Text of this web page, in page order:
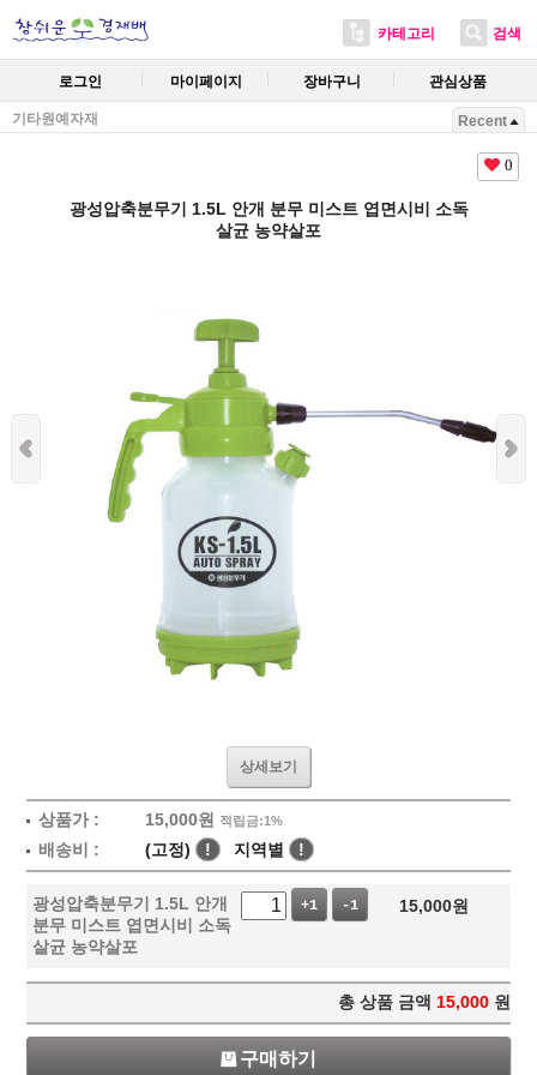
카테고리 검색
로그인 마이페이지 장바구니 관심상품
기타원예자재 Recent
0
광성압축분무기 1.5L 안개 분무 미스트 엽면시비 소독
살균 농약살포
상세보기
상품가 : 15,000원 적립금:1%
배송비 : (고정) ! 지역별 !
광성압축분무기 1.5L 안개
분무 미스트 엽면시비 소독
살균 농약살포
+1 -1 15,000원
총 상품 금액 15,000 원
구매하기